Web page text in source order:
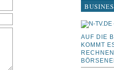
AUF DIE
KOMMT